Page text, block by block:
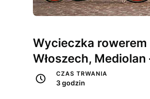
Wycieczka
Włoszech,
CZAS TRWANIA
3 godzin